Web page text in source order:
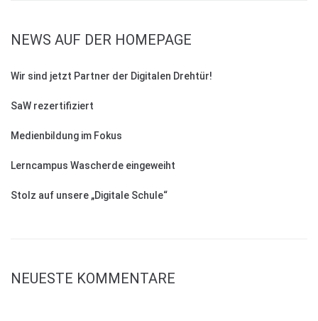
NEWS AUF DER HOMEPAGE
Wir sind jetzt Partner der Digitalen Drehtür!
SaW rezertifiziert
Medienbildung im Fokus
Lerncampus Wascherde eingeweiht
Stolz auf unsere „Digitale Schule“
NEUESTE KOMMENTARE